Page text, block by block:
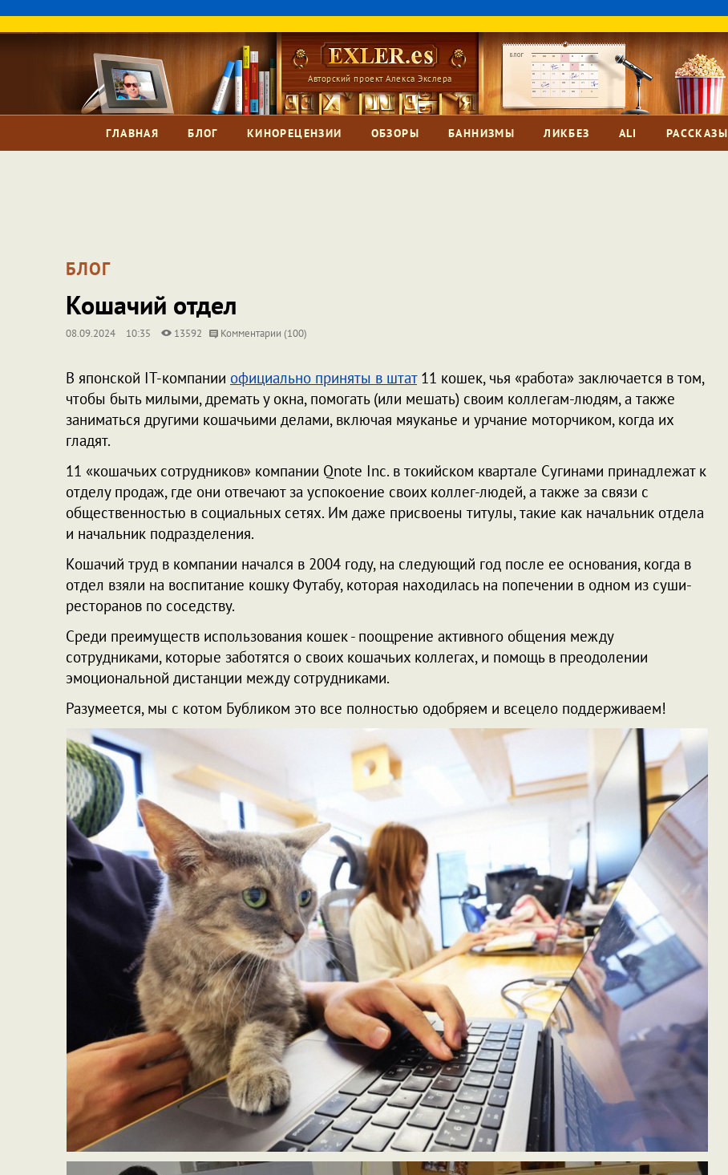
Авторский проект Алекса Экслера
ГЛАВНАЯ БЛОГ КИНОРЕЦЕНЗИИ ОБЗОРЫ БАННИЗМЫ ЛИКБЕЗ ALI РАССКАЗЫ
БЛОГ
Кошачий отдел
08.09.2024 10:35 13592 Комментарии (100)
В японской IT-компании официально приняты в штат11 кошек, чья «работа» заключается в том,
чтобы быть милыми, дремать у окна, помогать (или мешать) своим коллегам-людям, а также
заниматься другими кошачьими делами, включая мяуканье и урчание моторчиком, когда их
гладят.
11 «кошачьих сотрудников» компании Qnote Inc. в токийском квартале Сугинами принадлежат к
отделу продаж, где они отвечают за успокоение своих коллег-людей, а также за связи с
общественностью в социальных сетях. Им даже присвоены титулы, такие как начальник отдела
и начальник подразделения.
Кошачий труд в компании начался в 2004 году, на следующий год после ее основания, когда в
отдел взяли на воспитание кошку Футабу, которая находилась на попечении в одном из суши-
ресторанов по соседству.
Среди преимуществ использования кошек - поощрение активного общения между
сотрудниками, которые заботятся о своих кошачьих коллегах, и помощь в преодолении
эмоциональной дистанции между сотрудниками.
Разумеется, мы с котом Бубликом это все полностью одобряем и всецело поддерживаем!